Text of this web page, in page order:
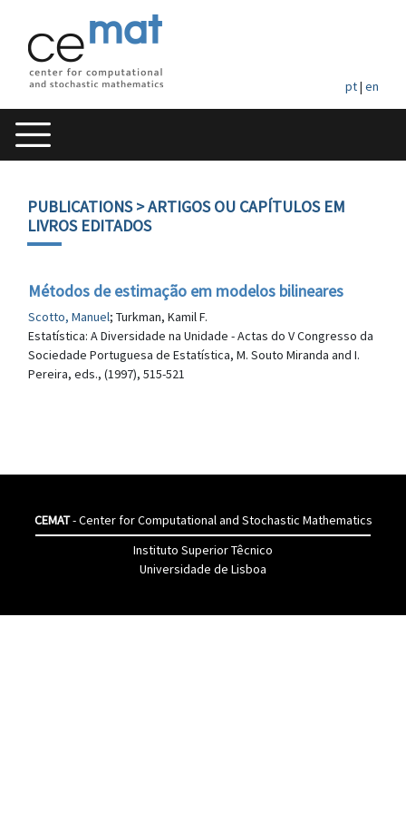
pt| en
PUBLICATIONS> ARTIGOS OU CAPÍTULOS EM
LIVROS EDITADOS
Métodos de estimação em modelos bilineares
Scotto, Manuel; Turkman, Kamil F.
Estatística: A Diversidade na Unidade - Actas do V Congresso da
Sociedade Portuguesa de Estatística, M. Souto Miranda and I.
Pereira, eds., (1997), 515-521
CEMAT- Center for Computational and Stochastic Mathematics
Instituto Superior Têcnico
Universidade de Lisboa